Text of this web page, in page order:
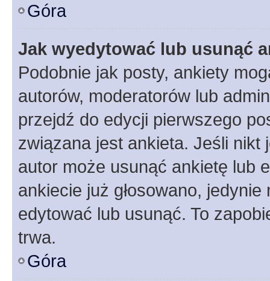
Góra
Jak wyedytować lub usunąć
Podobnie jak posty, ankiety
autorów, moderatorów lub
przejdź do edycji pierwszego
związana jest ankieta. Jeśli nikt
autor może usunąć ankietę lub
ankiecie już głosowano,
edytować lub usunąć. To
trwa.
Góra